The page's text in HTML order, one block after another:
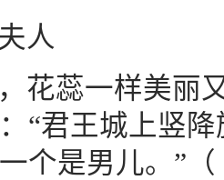
人
花蕊一样美丽
“君王城上竖
个是男儿。”